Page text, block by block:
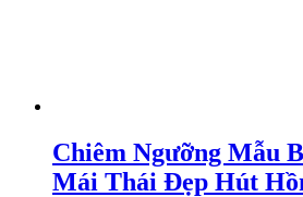
Chiêm Ngưỡng Mẫu
Mái Thái Đẹp Hút